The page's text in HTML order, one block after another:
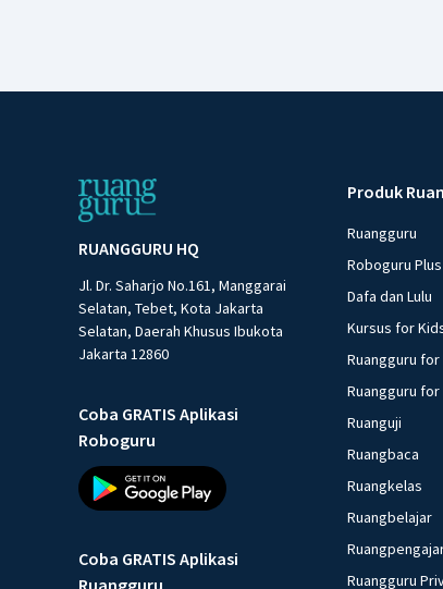
RUANGGURU HQ
Jl. Dr. Saharjo No.161, Manggarai
Selatan, Tebet, Kota Jakarta
Selatan, Daerah Khusus Ibukota
Jakarta 12860
Coba GRATIS Aplikasi
Roboguru
Coba GRATIS Aplikasi
Produk
Ruangguru
Roboguru Plus
Dafa dan Lulu
Kursus for
Ruangguru for
Ruangguru
Ruanguji
Ruangbaca
Ruangkelas
Ruangbelajar
Ruangguru